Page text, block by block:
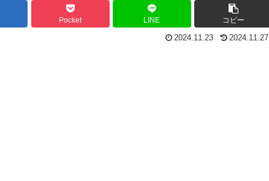
Pocket LINE コピー
2024.11.23 2024.11.27